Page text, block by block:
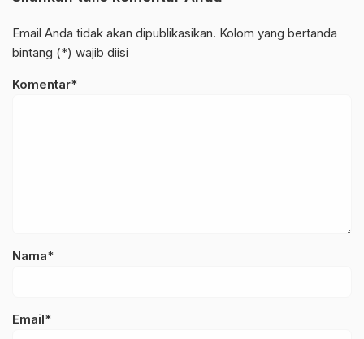
Email Anda tidak akan dipublikasikan. Kolom yang bertanda
bintang (*) wajib diisi
Komentar*
Nama*
Email*